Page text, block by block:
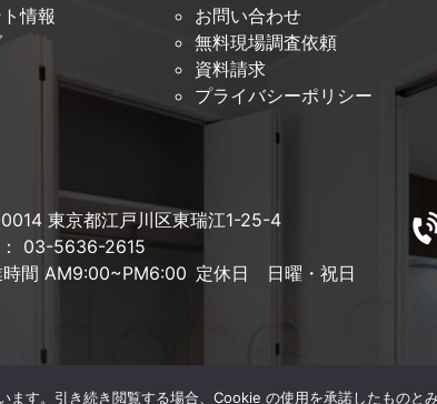
情報
お問い合わせ
無料現場調査依頼
資料請求
プライバシーポリシー
東京都江戸川区東瑞江1-25-4
03-5636-2615
時間 AM9:00~PM6:00 定休日 日曜・祝日
す。引き続き閲覧する場合、Cookie の使用を承諾したものとみ